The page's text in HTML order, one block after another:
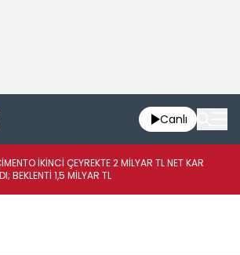
Canlı
İKİNCİ ÇEYREKTE 2 MİLYAR TL NET KAR
BEKLENTİ 1,5 MİLYAR TL